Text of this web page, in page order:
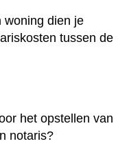
woning dien je
tussen de
het opstellen van
notaris?